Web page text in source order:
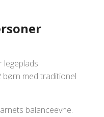
legeplads.
børn med traditionel
balanceevne.